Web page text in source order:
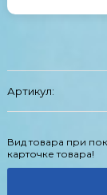
Артикул:
Вид товара при
карточке товара!